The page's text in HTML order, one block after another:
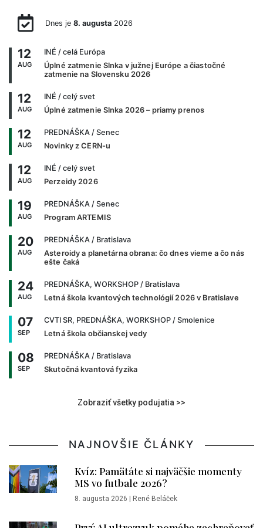
Dnes je 8. augusta2026
12
AUG
INÉ / celá Európa
Úplné zatmenie Slnka v južnej Európe a čiastočné
zatmenie na Slovensku 2026
12
AUG
INÉ / celý svet
Úplné zatmenie Slnka 2026 – priamy prenos
12
AUG
PREDNÁŠKA / Senec
Novinky z CERN-u
12
AUG
INÉ / celý svet
Perzeidy 2026
19
AUG
PREDNÁŠKA / Senec
Program ARTEMIS
20
AUG
PREDNÁŠKA / Bratislava
Asteroidy a planetárna obrana: čo dnes vieme a čo nás
ešte čaká
24
AUG
PREDNÁŠKA, WORKSHOP / Bratislava
Letná škola kvantových technológií 2026 v Bratislave
07
SEP
CVTI SR, PREDNÁŠKA, WORKSHOP / Smolenice
Letná škola občianskej vedy
08
SEP
PREDNÁŠKA / Bratislava
Skutočná kvantová fyzika
Zobraziť všetky podujatia >>
NAJNOVŠIE ČLÁNKY
Kvíz: Pamätáte si najväčšie momenty
MS vo futbale 2026?
8. augusta 2026 René Beláček